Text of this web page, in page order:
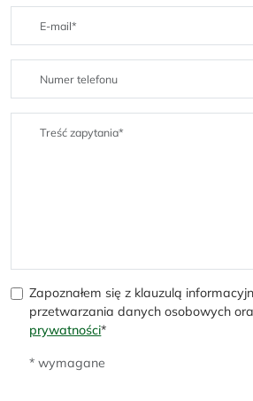
Zapoznałem się z klauzulą
przetwarzania danych osobowych
prywatności*
* wymagane